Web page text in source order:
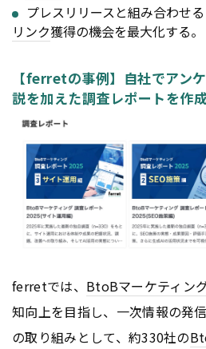
プレスリリースと組み合わせ
リンク獲得の機会を最大化する。
【ferretの事例】自社でアン
説を加えた調査レポートを作
ferretでは、 BtoBマーケティン
知向上を目指し、一次情報の発
の取り組みとして、約330社の